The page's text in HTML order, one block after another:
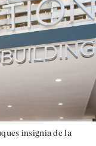
insignia de la